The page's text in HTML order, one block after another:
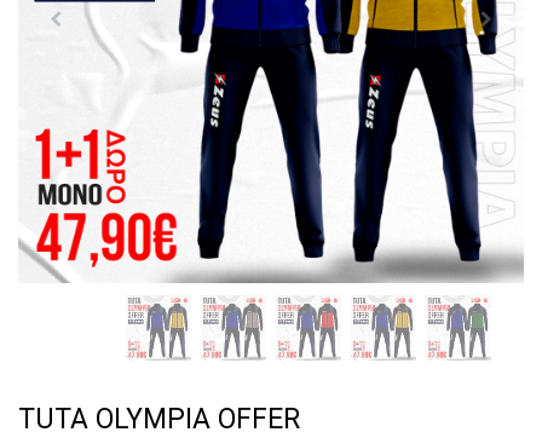
TUTA OLYMPIA OFFER